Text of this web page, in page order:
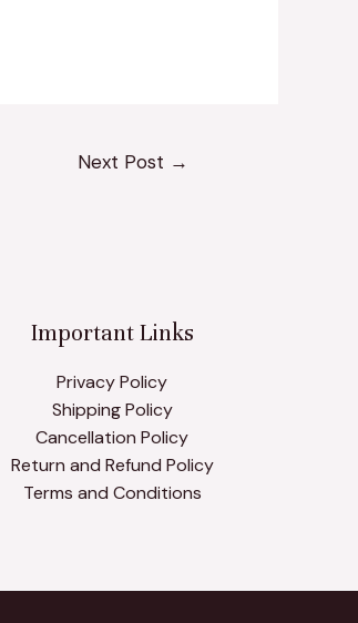
Next Post →
Important Links
Privacy Policy
Shipping Policy
Cancellation Policy
Return and Refund Policy
Terms and Conditions